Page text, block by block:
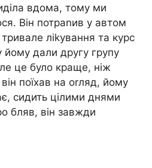
вдома, тому ми
Він потраnив у автом
ліkування та курс
йому дали другу групу
це було краще, ніж
поїхав на оrляд, йому
сидить цілими днями
бляв, він завжди